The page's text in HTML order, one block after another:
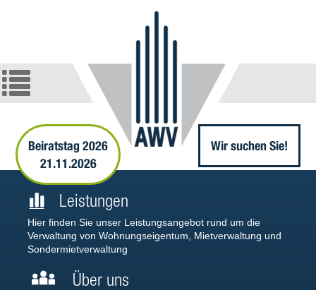
Wir suchen Sie!
Beiratstag 2026
21.11.2026
Leistungen
Hier finden Sie unser Leistungsangebot rund um die
Verwaltung von Wohnungseigentum, Mietverwaltung und
Sondermietverwaltung
Über uns